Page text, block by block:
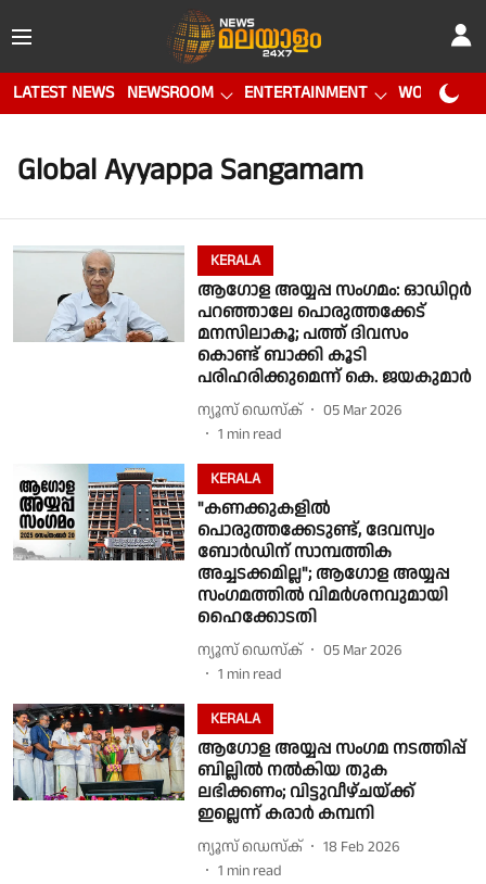
LATEST NEWS NEWSROOM ENTERTAINMENT WORLD CUP
Global Ayyappa Sangamam
KERALA
ആഗോള അയ്യപ്പ സംഗമം: ഓഡിറ്റർ
പറഞ്ഞാലേ പൊരുത്തക്കേട്
മനസിലാകൂ; പത്ത് ദിവസം
കൊണ്ട് ബാക്കി കൂടി
പരിഹരിക്കുമെന്ന് കെ. ജയകുമാർ
ന്യൂസ് ഡെസ്ക്
05 Mar 2026
1 min read
KERALA
"കണക്കുകളില്‍
പൊരുത്തക്കേടുണ്ട്, ദേവസ്വം
ബോര്‍ഡിന് സാമ്പത്തിക
അച്ചടക്കമില്ല"; ആഗോള അയ്യപ്പ
സംഗമത്തിൽ വിമർശനവുമായി
ഹൈക്കോടതി
ന്യൂസ് ഡെസ്ക്
05 Mar 2026
1 min read
KERALA
ആഗോള അയ്യപ്പ സംഗമ നടത്തിപ്പ്
ബില്ലിൽ നൽകിയ തുക
ലഭിക്കണം; വിട്ടുവീഴ്ചയ്ക്ക്
ഇല്ലെന്ന് കരാർ കമ്പനി
ന്യൂസ് ഡെസ്ക്
18 Feb 2026
1 min read